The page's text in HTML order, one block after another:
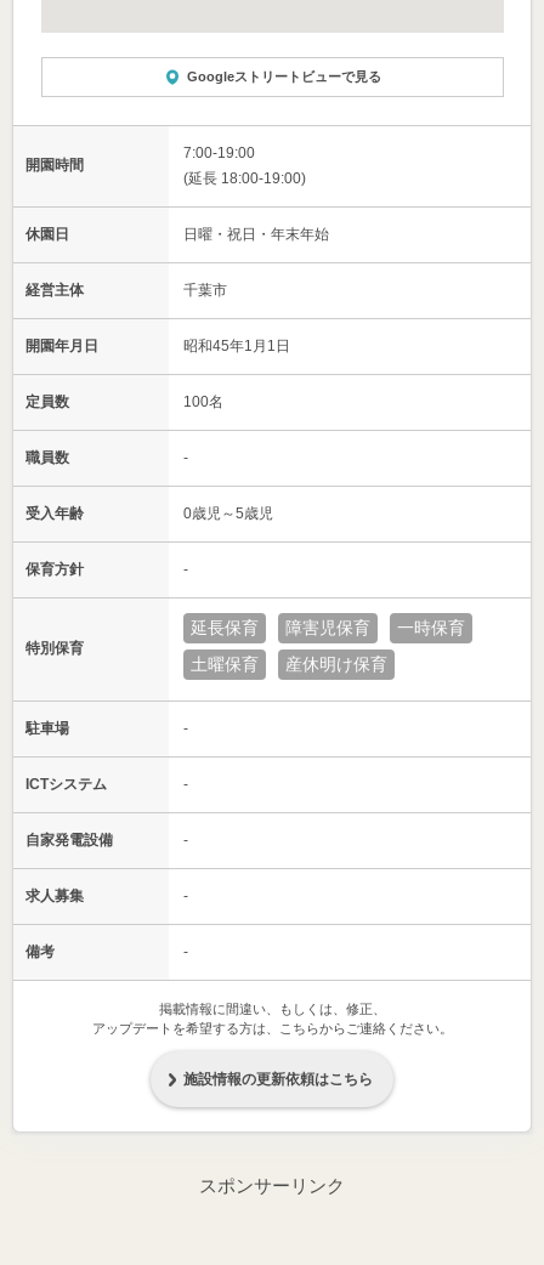
Googleストリートビューで見る
開園時間
7:00-19:00
(延長 18:00-19:00)
休園日 日曜・祝日・年末年始
経営主体 千葉市
開園年月日 昭和45年1月1日
定員数 100名
職員数 -
受入年齢 0歳児～5歳児
保育方針 -
特別保育
延長保育 障害児保育
一時保育
土曜保育
産休明け保育
駐車場 -
ICTシステム -
自家発電設備 -
求人募集 -
備考 -
掲載情報に間違い、もしくは、修正、
アップデートを希望する方は、こちらからご連絡ください。
施設情報の更新依頼はこちら
スポンサーリンク